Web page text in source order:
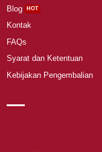
Blog
Kontak
FAQs
Syarat dan Ketentuan
Kebijakan Pengembalian